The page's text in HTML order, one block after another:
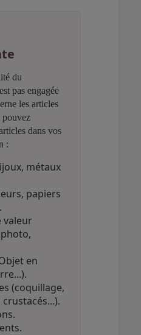
du
pas engagée
les articles
pouvez
dans vos
:
métaux
papiers
valeur
en
(coquillage,